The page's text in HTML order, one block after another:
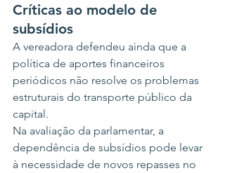
Críticas ao modelo de
subsídios
A vereadora defendeu ainda que a
política de aportes financeiros
periódicos não resolve os problemas
estruturais do transporte público da
capital.
Na avaliação da parlamentar, a
dependência de subsídios pode levar
à necessidade de novos repasses no